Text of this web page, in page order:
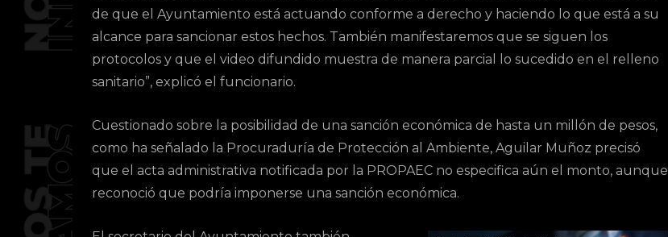
de que el Ayuntamiento está actuando conforme a derecho y haciendo lo que está a su
alcance para sancionar estos hechos. También manifestaremos que se siguen los
protocolos y que el video difundido muestra de manera parcial lo sucedido en el relleno
sanitario”, explicó el funcionario.
Cuestionado sobre la posibilidad de una sanción económica de hasta un millón de pesos,
como ha señalado la Procuraduría de Protección al Ambiente, Aguilar Muñoz precisó
que el acta administrativa notificada por la PROPAEC no especifica aún el monto, aunque
reconoció que podría imponerse una sanción económica.